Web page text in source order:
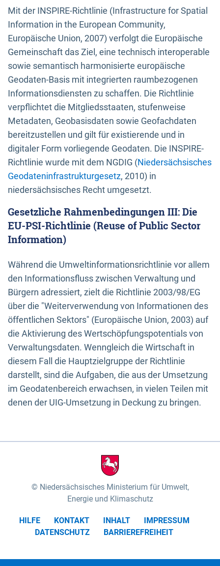
Mit der INSPIRE-Richtlinie (Infrastructure for Spatial
Information in the European Community,
Europäische Union, 2007) verfolgt die Europäische
Gemeinschaft das Ziel, eine technisch interoperable
sowie semantisch harmonisierte europäische
Geodaten-Basis mit integrierten raumbezogenen
Informationsdiensten zu schaffen. Die Richtlinie
verpflichtet die Mitgliedsstaaten, stufenweise
Metadaten, Geobasisdaten sowie Geofachdaten
bereitzustellen und gilt für existierende und in
digitaler Form vorliegende Geodaten. Die INSPIRE-
Richtlinie wurde mit dem NGDIG (Niedersächsisches
Geodateninfrastrukturgesetz, 2010) in
niedersächsisches Recht umgesetzt.
Gesetzliche Rahmenbedingungen III: Die
EU-PSI-Richtlinie (Reuse of Public Sector
Information)
Während die Umweltinformationsrichtlinie vor allem
den Informationsfluss zwischen Verwaltung und
Bürgern adressiert, zielt die Richtlinie 2003/98/EG
über die "Weiterverwendung von Informationen des
öffentlichen Sektors" (Europäische Union, 2003) auf
die Aktivierung des Wertschöpfungspotentials von
Verwaltungsdaten. Wenngleich die Wirtschaft in
diesem Fall die Hauptzielgruppe der Richtlinie
darstellt, sind die Aufgaben, die aus der Umsetzung
im Geodatenbereich erwachsen, in vielen Teilen mit
denen der UIG-Umsetzung in Deckung zu bringen.
Niedersächsisches Ministerium für Umwelt,
Energie und Klimaschutz
HILFE KONTAKT INHALT
IMPRESSUM
DATENSCHUTZ
BARRIEREFREIHEIT